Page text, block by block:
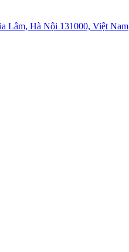
Lâm, Hà Nội 131000, Việt Nam